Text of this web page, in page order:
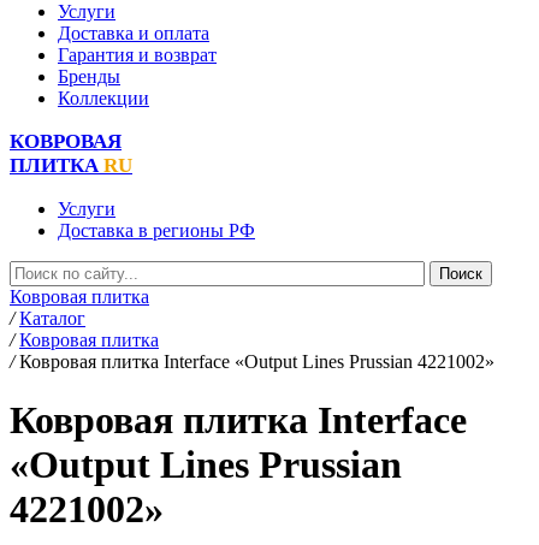
Услуги
Доставка и оплата
Гарантия и возврат
Бренды
Коллекции
КОВРОВАЯ
ПЛИТКА RU
Услуги
Доставка в регионы РФ
Ковровая плитка
/ Каталог
/ Ковровая плитка
/ Ковровая плитка Interface «Output Lines Prussian 4221002»
Ковровая плитка Interface
«Output Lines Prussian
4221002»